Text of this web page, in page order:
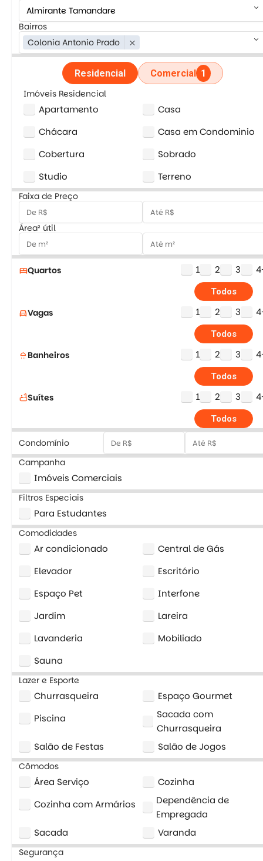
keyboard_arrow_down
Bairros
Colonia Antonio Prado
close keyboard_arrow_down
Residencial Comercial 1
Imóveis Residencial
Apartamento
Casa
Chácara
Casa em Condominio
Cobertura
Sobrado
Studio
Terreno
Faixa de Preço
Área² útil
bedQuartos 1 2 3
Todos
directions_carVagas 1 2 3
Todos
shower Banheiros 1 2 3
Todos
bathtubSuítes 1 2 3
Todos
Condomínio
Campanha
Imóveis Comerciais
Filtros Especiais
Para Estudantes
Comodidades
Ar condicionado
Central de Gás
Elevador
Escritório
Espaço Pet
Interfone
Jardim
Lareira
Lavanderia
Mobiliado
Sauna
Lazer e Esporte
Churrasqueira
Espaço Gourmet
Piscina
Sacada com
Churrasqueira
Salão de Festas
Salão de Jogos
Cômodos
Área Serviço
Cozinha
Cozinha com Armários
Dependência de
Empregada
Sacada
Varanda
Segurança